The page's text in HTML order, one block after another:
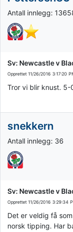
Antall innlegg:
Sv: Newcastle v
Opprettet 11/26/2016 3:17:20
Tror vi blir knust. 5-
snekkern
Antall innlegg: 36
Sv: Newcastle v
Opprettet 11/26/2016 3:29:34
Det er veldig få
norsk tipping. Har